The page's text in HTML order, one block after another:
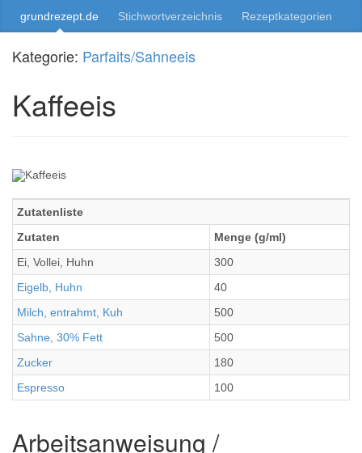
grundrezept.de Stichwortverzeichnis Rezeptkategorien
Kategorie: Parfaits/Sahneeis
Kaffeeis
Zutatenliste
Zutaten
Menge (g/ml)
Ei, Vollei, Huhn
300
Eigelb, Huhn
40
Milch, entrahmt, Kuh
500
Sahne, 30% Fett
500
Zucker
180
Espresso
100
Arbeitsanweisung /